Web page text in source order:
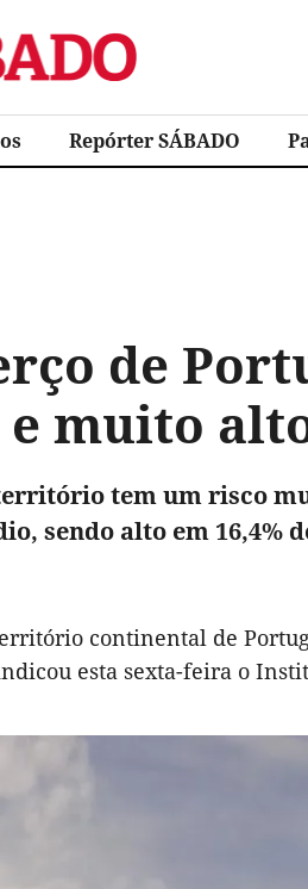
Repórter SÁBADO
de
muito
tem um risco
sendo alto em
continental de
esta sexta-feira o